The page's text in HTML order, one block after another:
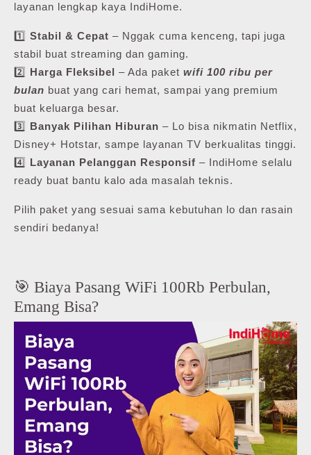
layanan lengkap kaya IndiHome.
1️⃣ Stabil & Cepat – Nggak cuma kenceng, tapi juga
stabil buat streaming dan gaming.
2️⃣ Harga Fleksibel – Ada paket wifi 100 ribu per
bulan buat yang cari hemat, sampai yang premium
buat keluarga besar.
3️⃣ Banyak Pilihan Hiburan – Lo bisa nikmatin Netflix,
Disney+ Hotstar, sampe layanan TV berkualitas tinggi.
4️⃣ Layanan Pelanggan Responsif – IndiHome selalu
ready buat bantu kalo ada masalah teknis.
Pilih paket yang sesuai sama kebutuhan lo dan rasain
sendiri bedanya!
🎯 Biaya Pasang WiFi 100Rb Perbulan,
Emang Bisa?